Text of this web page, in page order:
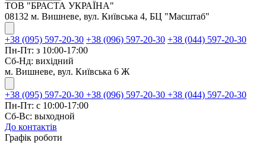
ТОВ "БРАСТА УКРАЇНА"
08132 м. Вишневе, вул. Київська 4, БЦ "Масштаб"
+38 (095) 597-20-30 +38 (096) 597-20-30 +38 (044) 597-20-30
Пн-Пт: з 10:00-17:00
Сб-Нд: вихідний
м. Вишневе, вул. Київська 6 Ж
+38 (095) 597-20-30 +38 (096) 597-20-30 +38 (044) 597-20-30
Пн-Пт: с 10:00-17:00
Сб-Вс: выходной
До контактів
Графік роботи